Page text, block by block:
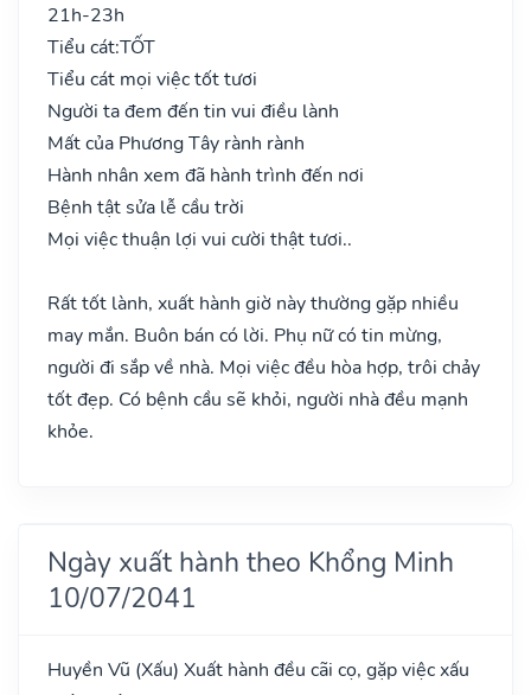
21h-23h
Tiểu cát:TỐT
Tiểu cát mọi việc tốt tươi
Người ta đem đến tin vui điều lành
Mất của Phương Tây rành rành
Hành nhân xem đã hành trình đến nơi
Bệnh tật sửa lễ cầu trời
Mọi việc thuận lợi vui cười thật tươi..
Rất tốt lành, xuất hành giờ này thường gặp nhiều
may mắn. Buôn bán có lời. Phụ nữ có tin mừng,
người đi sắp về nhà. Mọi việc đều hòa hợp, trôi chảy
tốt đẹp. Có bệnh cầu sẽ khỏi, người nhà đều mạnh
khỏe.
Ngày xuất hành theo Khổng Minh
10/07/2041
Huyền Vũ (Xấu) Xuất hành đều cãi cọ, gặp việc xấu